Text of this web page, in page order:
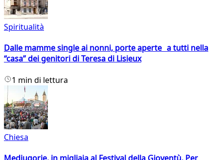
Spiritualità
Dalle mamme single ai nonni, porte aperte a tutti nella
“casa” dei genitori di Teresa di Lisieux
1 min di lettura
Chiesa